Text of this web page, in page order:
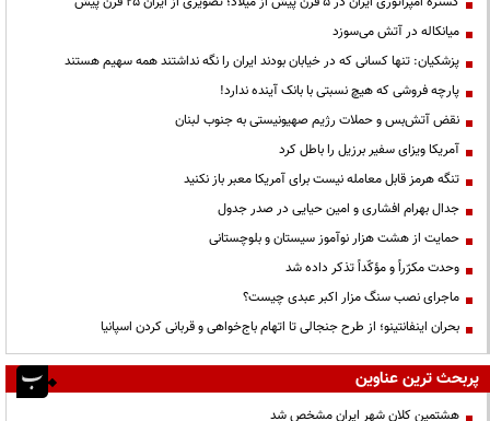
میانکاله در آتش می‌سوزد
پزشکیان: تنها کسانی که در خیابان بودند ایران را نگه نداشتند همه سهیم هستند
پارچه فروشی که هیچ نسبتی با بانک آینده ندارد!
نقض آتش‌بس و حملات رژیم صهیونیستی به جنوب لبنان
آمریکا ویزای سفیر برزیل را باطل کرد
تنگه هرمز قابل معامله نیست برای آمریکا معبر باز نکنید
جدال بهرام افشاری و امین حیایی در صدر جدول
حمایت از هشت هزار نوآموز سیستان و بلوچستانی
وحدت مکرّراً و مؤکّداً تذکر داده شد
ماجرای نصب سنگ مزار اکبر عبدی چیست؟
بحران اینفانتینو؛ از طرح جنجالی تا اتهام باج‌خواهی و قربانی کردن اسپانیا
پربحث ترین عناوین
هشتمین کلان شهر ایران مشخص شد